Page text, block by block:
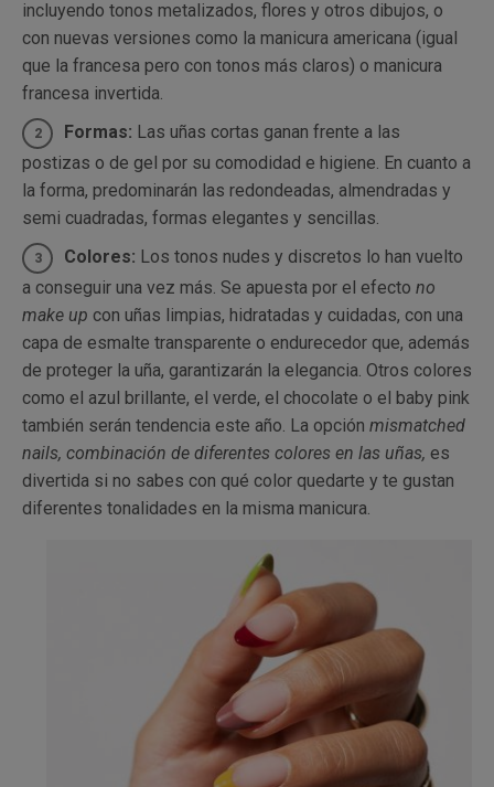
incluyendo tonos metalizados, flores y otros dibujos, o
con nuevas versiones como la manicura americana (igual
que la francesa pero con tonos más claros) o manicura
francesa invertida.
Formas: Las uñas cortas ganan frente a las
postizas o de gel por su comodidad e higiene. En cuanto a
la forma, predominarán las redondeadas, almendradas y
semi cuadradas, formas elegantes y sencillas.
Colores: Los tonos nudes y discretos lo han vuelto
a conseguir una vez más. Se apuesta por el efecto no
make up con uñas limpias, hidratadas y cuidadas, con una
capa de esmalte transparente o endurecedor que, además
de proteger la uña, garantizarán la elegancia. Otros colores
como el azul brillante, el verde, el chocolate o el baby pink
también serán tendencia este año. La opción mismatched
nails, combinación de diferentes colores en las uñas, es
divertida si no sabes con qué color quedarte y te gustan
diferentes tonalidades en la misma manicura.